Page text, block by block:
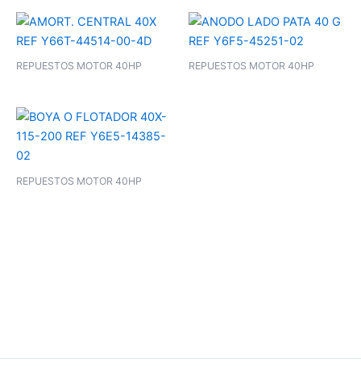
REPUESTOS MOTOR 40HP REPUESTOS MOTOR 40HP
REPUESTOS MOTOR 40HP